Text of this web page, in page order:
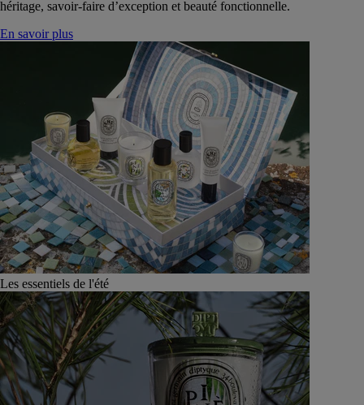
héritage, savoir-faire d’exception et beauté fonctionnelle.
En savoir plus
Les essentiels de l'été